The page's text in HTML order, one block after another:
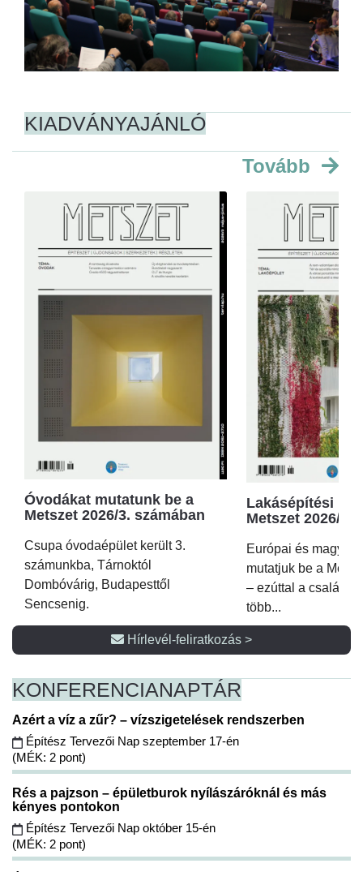
KIADVÁNYAJÁNLÓ
Tovább
Óvodákat mutatunk be a
Metszet 2026/3. számában
Csupa óvodaépület került 3.
számunkba, Tárnoktól
Dombóvárig, Budapesttől
Sencsenig.
Lakásépítési
Metszet 2026/2.
Európai és magyar
mutatjuk be a
– ezúttal a családi
több...
Hírlevél-feliratkozás >
KONFERENCIANAPTÁR
Azért a víz a zűr? – vízszigetelések rendszerben
Építész Tervezői Nap szeptember 17-én
(MÉK: 2 pont)
Rés a pajzson – épületburok nyílászáróknál és más
kényes pontokon
Építész Tervezői Nap október 15-én
(MÉK: 2 pont)